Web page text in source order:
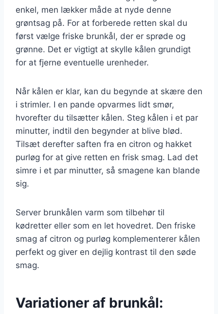
enkel, men lækker måde at nyde denne
grøntsag på. For at forberede retten skal du
først vælge friske brunkål, der er sprøde og
grønne. Det er vigtigt at skylle kålen grundigt
for at fjerne eventuelle urenheder.
Når kålen er klar, kan du begynde at skære den
i strimler. I en pande opvarmes lidt smør,
hvorefter du tilsætter kålen. Steg kålen i et par
minutter, indtil den begynder at blive blød.
Tilsæt derefter saften fra en citron og hakket
purløg for at give retten en frisk smag. Lad det
simre i et par minutter, så smagene kan blande
sig.
Server brunkålen varm som tilbehør til
kødretter eller som en let hovedret. Den friske
smag af citron og purløg komplementerer kålen
perfekt og giver en dejlig kontrast til den søde
smag.
Variationer af brunkål: